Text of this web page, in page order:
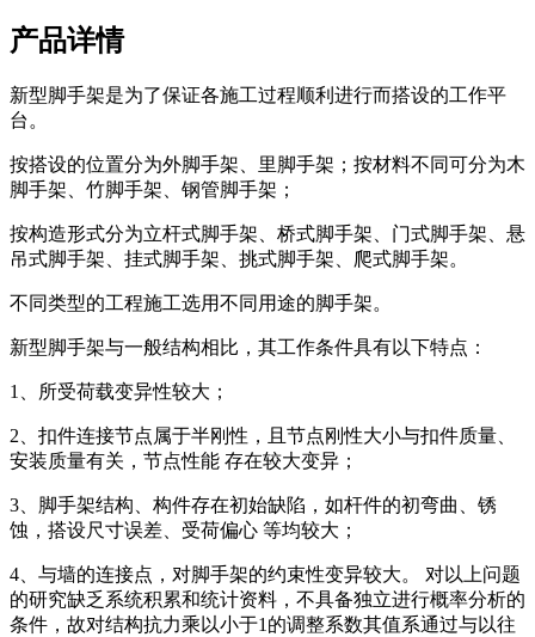
产品详情
新型脚手架是为了保证各施工过程顺利进行而搭设的工作平
台。
按搭设的位置分为外脚手架、里脚手架；按材料不同可分为木
脚手架、竹脚手架、钢管脚手架；
按构造形式分为立杆式脚手架、桥式脚手架、门式脚手架、悬
吊式脚手架、挂式脚手架、挑式脚手架、爬式脚手架。
不同类型的工程施工选用不同用途的脚手架。
新型脚手架与一般结构相比，其工作条件具有以下特点：
1、所受荷载变异性较大；
2、扣件连接节点属于半刚性，且节点刚性大小与扣件质量、
安装质量有关，节点性能 存在较大变异；
3、脚手架结构、构件存在初始缺陷，如杆件的初弯曲、锈
蚀，搭设尺寸误差、受荷偏心 等均较大；
4、与墙的连接点，对脚手架的约束性变异较大。 对以上问题
的研究缺乏系统积累和统计资料，不具备独立进行概率分析的
条件，故对结构抗力乘以小于1的调整系数其值系通过与以往